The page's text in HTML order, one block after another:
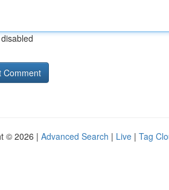
© 2026 | Advanced Search | Live | Tag